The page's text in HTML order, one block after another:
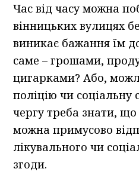
Час від часу можна
вінницьких вулицях
виникає бажання їм
саме – грошами,
цигарками? Або,
поліцію чи
чергу треба знати,
можна примусово
лікувального чи
згоди.